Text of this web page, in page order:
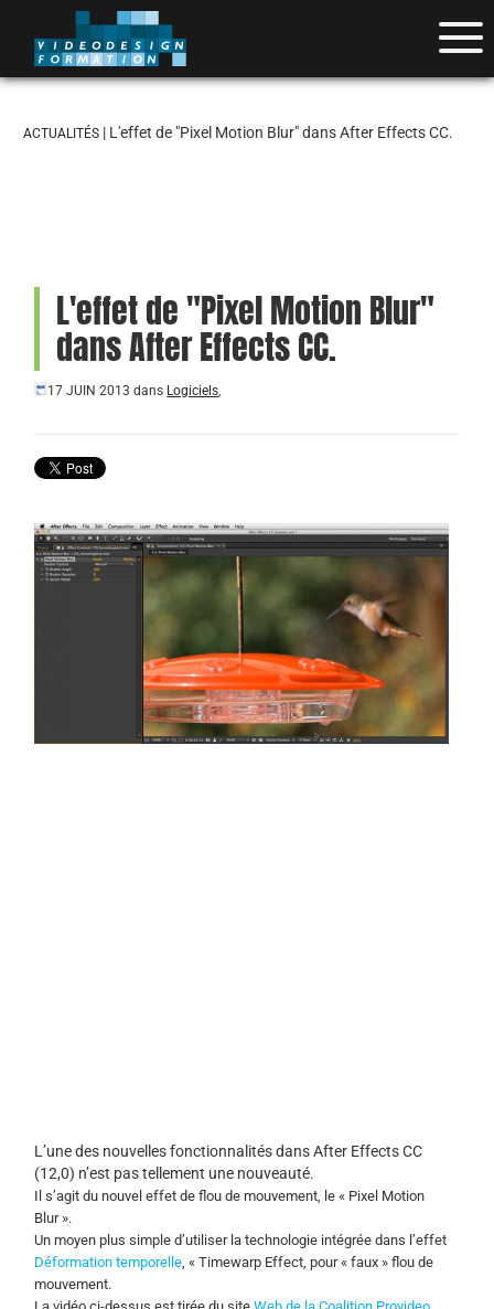
ACTUALITÉS | L'effet de "Pixel Motion Blur" dans After Effects CC.
L'effet de "Pixel Motion Blur"
dans After Effects CC.
17 JUIN 2013 dans Logiciels,
L’une des nouvelles fonctionnalités dans After Effects CC
(12,0) n’est pas tellement une nouveauté.
Il s’agit du nouvel effet de flou de mouvement, le « Pixel Motion
Blur ».
Un moyen plus simple d’utiliser la technologie intégrée dans l’effet
Déformation temporelle , « Timewarp Effect, pour « faux » flou de
mouvement.